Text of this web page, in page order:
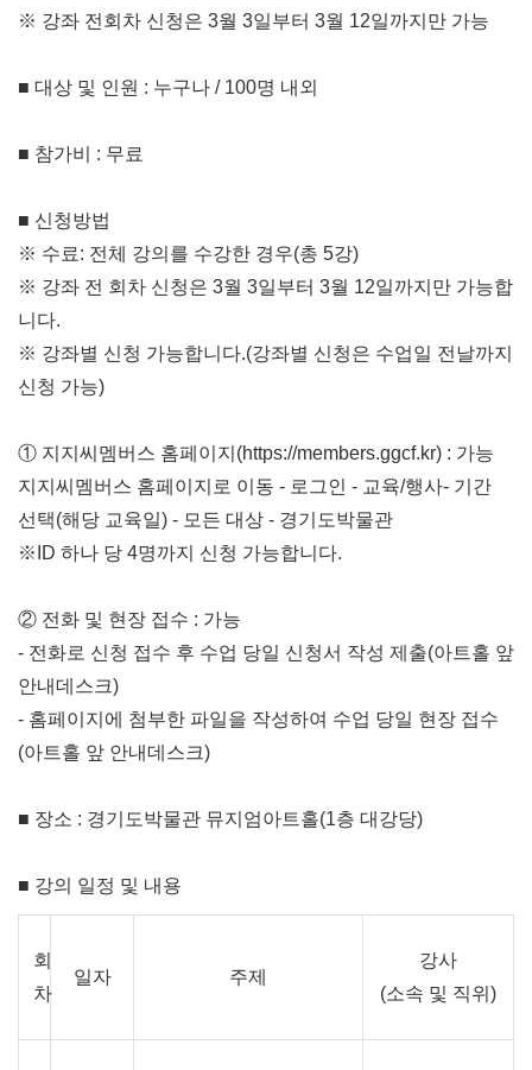
※ 강좌 전회차 신청은 3월 3일부터 3월 12일까지만 가능
■ 대상 및 인원 : 누구나 / 100명 내외
■ 참가비 : 무료
■ 신청방법
※ 수료: 전체 강의를 수강한 경우(총 5강)
※ 강좌 전 회차 신청은 3월 3일부터 3월 12일까지만 가능합
니다.
※ 강좌별 신청 가능합니다.(강좌별 신청은 수업일 전날까지
신청 가능)
① 지지씨멤버스 홈페이지 (https://members.ggcf.kr) : 가능
지지씨멤버스 홈페이지로 이동 - 로그인 - 교육/행사- 기간
선택(해당 교육일) - 모든 대상 - 경기도박물관
※ ID 하나 당 4명까지 신청 가능합니다.
② 전화 및 현장 접수 : 가능
- 전화로 신청 접수 후 수업 당일 신청서 작성 제출(아트홀 앞
안내데스크)
- 홈페이지에 첨부한 파일을 작성하여 수업 당일 현장 접수
(아트홀 앞 안내데스크)
■ 장소 : 경기도박물관 뮤지엄아트홀(1층 대강당)
■ 강의 일정 및 내용
회
차
일자 주제
강사
(소속 및 직위 )